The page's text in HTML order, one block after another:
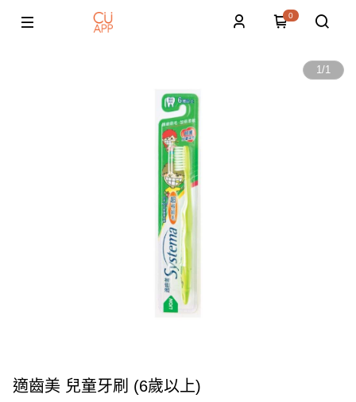
0
1/1
適齒美 兒童牙刷 (6歲以上)